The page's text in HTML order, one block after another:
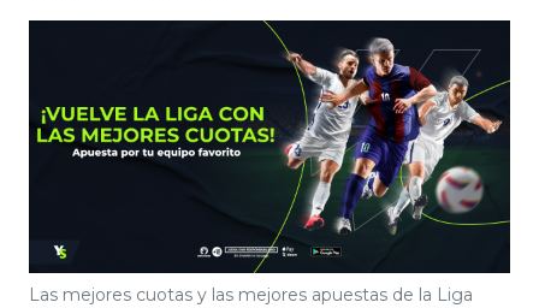
Las mejores cuotas y las mejores apuestas de la Liga